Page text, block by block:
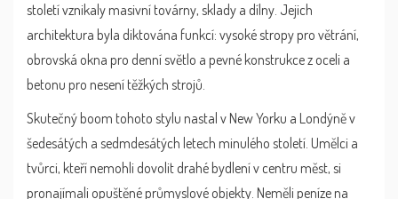
století vznikaly masivní továrny, sklady a dílny. Jejich
architektura byla diktována funkcí: vysoké stropy pro větrání,
obrovská okna pro denní světlo a pevné konstrukce z oceli a
betonu pro nesení těžkých strojů.
Skutečný boom tohoto stylu nastal v New Yorku a Londýně v
šedesátých a sedmdesátých letech minulého století. Umělci a
tvůrci, kteří nemohli dovolit drahé bydlení v centru měst, si
pronajímali opuštěné průmyslové objekty. Neměli peníze na